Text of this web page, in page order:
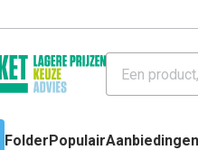
FolderPopulairAanbiedingen